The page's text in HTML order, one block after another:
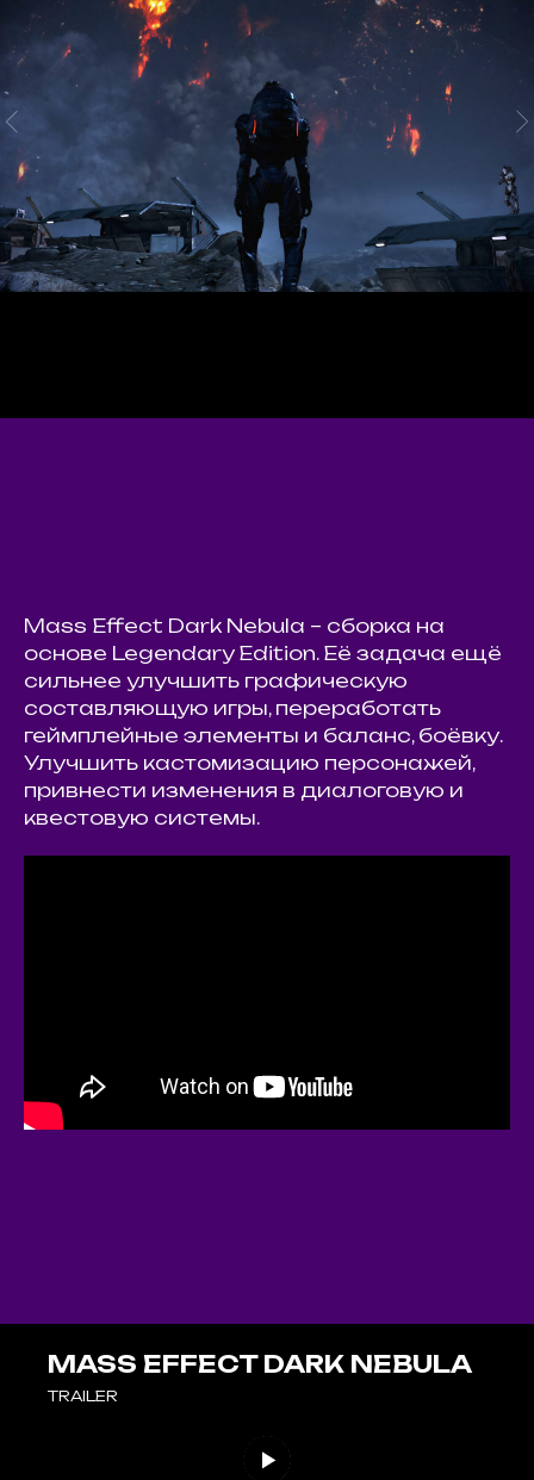
Mass Effect Dark Nebula – сборка на
основе Legendary Edition. Её задача ещё
сильнее улучшить графическую
составляющую игры, переработать
геймплейные элементы и баланс, боёвку.
Улучшить кастомизацию персонажей,
привнести изменения в диалоговую и
квестовую системы.
MASS EFFECT DARK NEBULA
TRAILER